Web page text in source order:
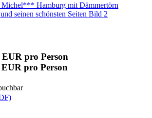
Michel*** Hamburg mit Dämmertörn
seinen schönsten Seiten Bild 2
pro Person
pro Person